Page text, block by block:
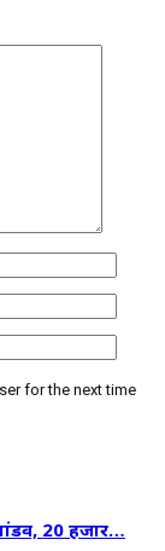
for the next time
20 हजार…